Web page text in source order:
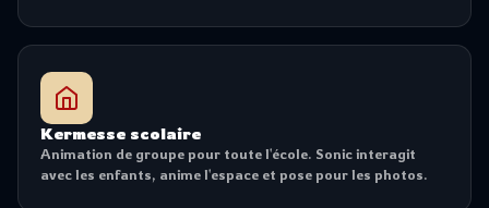
Kermesse scolaire
Animation de groupe pour toute l'école. Sonic interagit
avec les enfants, anime l'espace et pose pour les photos.